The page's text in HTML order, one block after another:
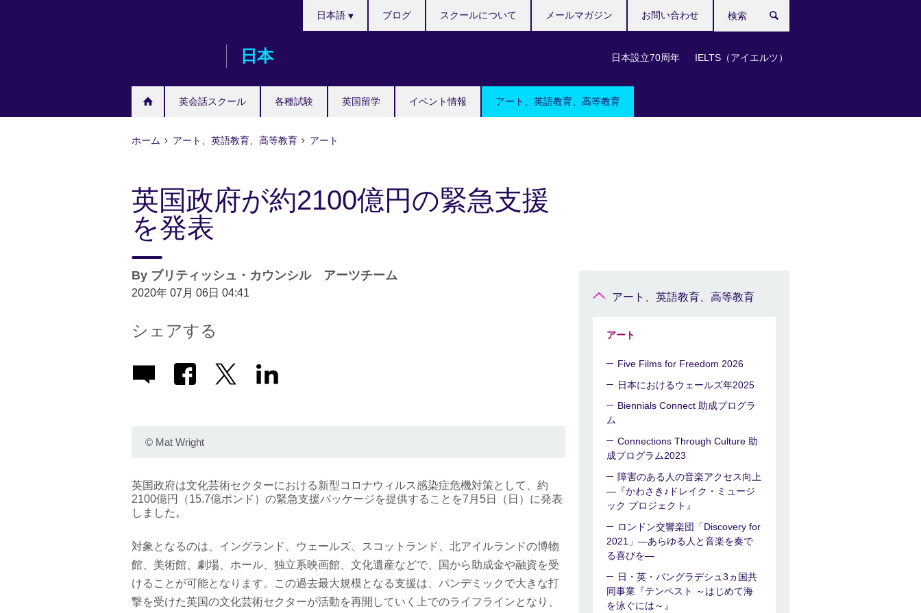
日本
英会話スクール 各種試験 英国留学 イベント情報 アート、英語教育、高等教育
Languages
日本語
日本設立70周年 IELTS（アイエルツ）
ブログ スクールについて メールマガジン お問い合わせ
索
ホーム アート、英語教育、高等教育 アート
英国政府が約2100億円の緊急支援
を発表
By ブリティッシュ・カウンシル アーツチーム
2020年 07月 06日 04:41
シェアする
© Mat Wright
英国政府は文化芸術セクターにおける新型コロナウィルス感染症危機対策として、約
2100億円（15.7億ポンド）の緊急支援パッケージを提供することを7月5日（日）に発表
しました。
対象となるのは、イングランド、ウェールズ、スコットランド、北アイルランドの博物
館、美術館、劇場、ホール、独立系映画館、文化遺産などで、国から助成金や融資を受
けることが可能となります。この過去最大規模となる支援は、パンデミックで大きな打
撃を受けた英国の文化芸術セクターが活動を再開していく上でのライフラインとなり、
アート、英語教育、高等教育
アート
Five Films for Freedom 2026
日本におけるウェールズ年2025
Biennials Connect 助成プログラ
ム
Connections Through Culture 助
成プログラム2023
障害のある人の音楽アクセス向上
―『かわさき♪ドレイク・ミュージ
ック プロジェクト』
ロンドン交響楽団「Discovery for
2021」―あらゆる人と音楽を奏で
る喜びを―
日・英・バングラデシュ3ヵ国共
同事業『テンペスト ～はじめて海
を泳ぐには～』